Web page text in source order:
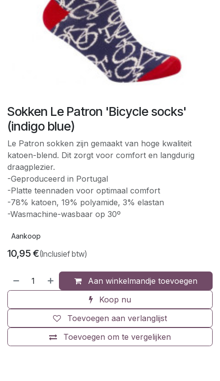
Sokken Le Patron 'Bicycle socks'
(indigo blue)
Le Patron sokken zijn gemaakt van hoge kwaliteit
katoen-blend. Dit zorgt voor comfort en langdurig
draagplezier.
-Geproduceerd in Portugal
-Platte teennaden voor optimaal comfort
-78% katoen, 19% polyamide, 3% elastan
-Wasmachine-wasbaar op 30º
Aankoop
10,95 €(Inclusief btw)
Aan winkelmandje toevoegen
Koop nu
Toevoegen om te vergelijken
Toevoegen aan verlanglijst